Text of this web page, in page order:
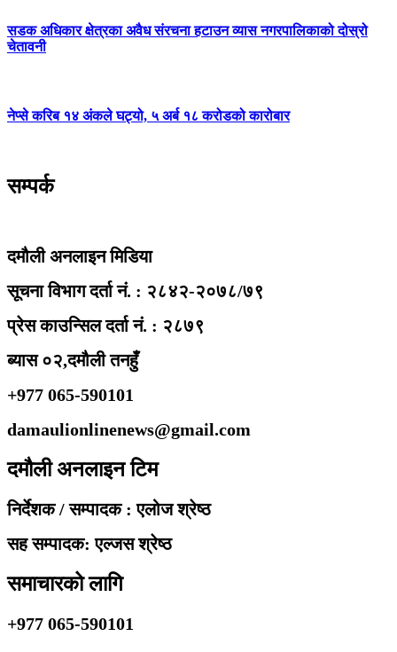
सडक अधिकार क्षेत्रका अवैध संरचना हटाउन व्यास नगरपालिकाको दोस्रो
चेतावनी
नेप्से करिब १४ अंकले घट्यो, ५ अर्ब १८ करोडको कारोबार
सम्पर्क
दमौली अनलाइन मिडिया
सूचना विभाग दर्ता नं. : २८४२-२०७८/७९
प्रेस काउन्सिल दर्ता नं. : २८७९
ब्यास ०२,दमौली तनहुँ
+977 065-590101
damaulionlinenews@gmail.com
दमौली अनलाइन टिम
निर्देशक / सम्पादक : एलोज श्रेष्ठ
सह सम्पादक: एल्जस श्रेष्ठ
समाचारको लागि
+977 065-590101